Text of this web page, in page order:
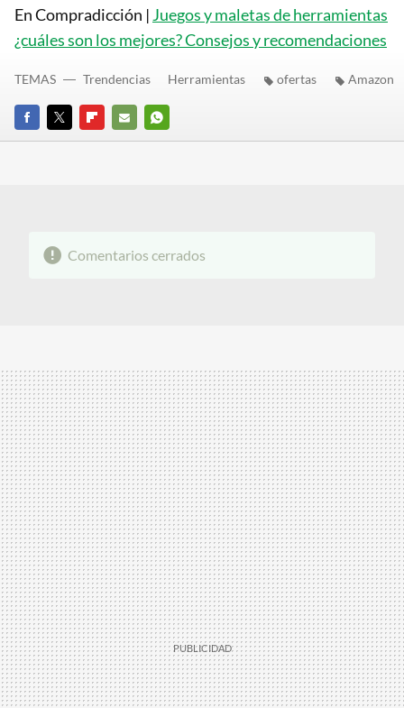
En Compradicción | Juegos y maletas de herramientas
¿cuáles son los mejores? Consejos y recomendaciones
FACEBOOK
TWITTERFLIPBOARD
E-
WHATSAPP
TEMAS Trendencias Herramientas ofertas Amazon
Comentarios cerrados